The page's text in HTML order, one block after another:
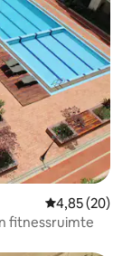
Gemiddelde
4,85 (20)
fitnessruimte